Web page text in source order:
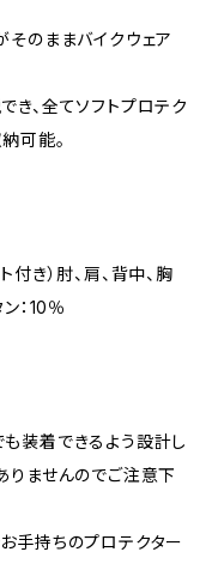
のままバイクウェア
、全てソフトプロテク
可能。
き）肘、肩、背中、胸
：10％
装着できるよう設計し
りませんのでご注意下
手持ちのプロテクター